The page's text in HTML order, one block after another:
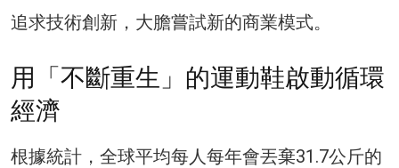
追求技術創新，大膽嘗試新的商業模式。
用「不斷重生」的運動鞋啟動循環
經濟
根據統計，全球平均每人每年會丟棄31.7公斤的